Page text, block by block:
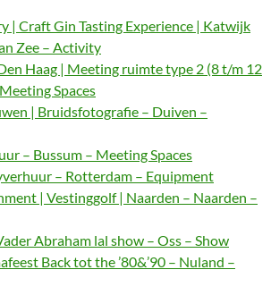
| Craft Gin Tasting Experience | Katwijk
Zee – Activity
Haag | Meeting ruimte type 2 (8 t/m 12
Spaces
| Bruidsfotografie – Duiven –
– Bussum – Meeting Spaces
– Rotterdam – Equipment
| Vestinggolf | Naarden – Naarden –
Abraham lal show – Oss – Show
Back tot the ’80&’90 – Nuland –